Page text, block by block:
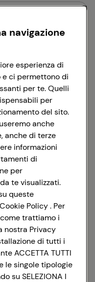
o {{recover-email}}
applicano
connesso per 12 ore.
navigazione
esperienza di
e ci permettono di
per te. Quelli
per
del sito.
anche
anche di terze
informazioni
di
per
te visualizzati.
queste
Policy . Per
trattiamo i
nostra Privacy
di tutti i
ACCETTA TUTTI
le singole tipologie
su SELEZIONA I